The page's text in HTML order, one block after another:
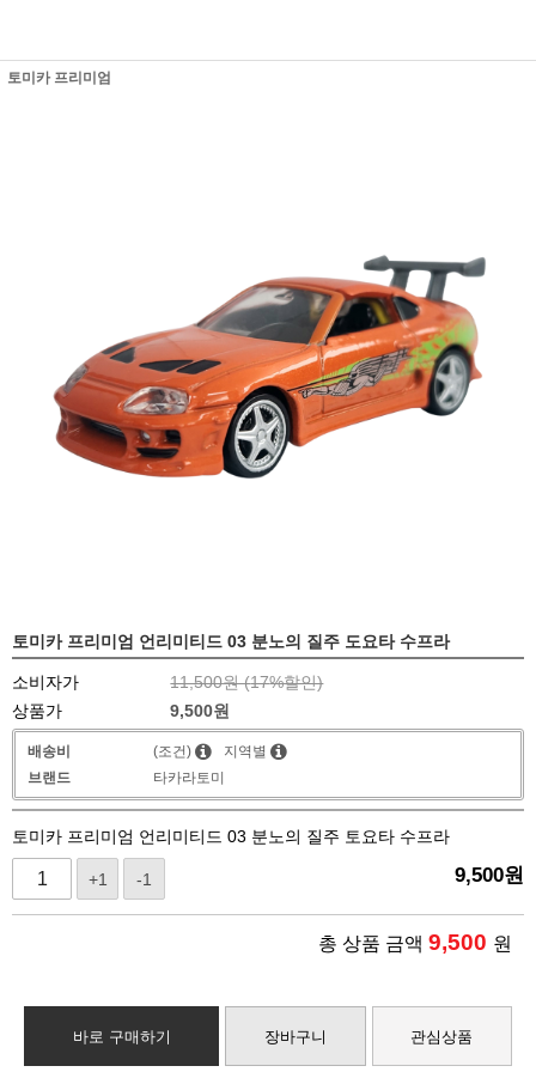
토미카 프리미엄
토미카 프리미엄 언리미티드 03 분노의 질주 도요타 수프라
소비자가 11,500원 (17%할인)
상품가
9,500원
배송비 (조건)
지역별
브랜드
타카라토미
토미카 프리미엄 언리미티드 03 분노의 질주 토요타 수프라
+1 -1 9,500원
총 상품 금액 9,500 원
바로 구매하기 장바구니 관심상품